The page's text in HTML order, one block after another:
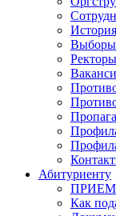
Выборы
Абитуриенту
Как